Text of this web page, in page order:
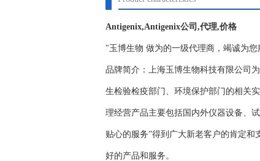
Antigenix,Antigenix公司,代理,价格
"玉博生物 做为的一级代理商，竭诚为您
品牌简介：上海玉博生物科技有限公司
生检验检疫部门、环境保护部门的相关
理经营产品主要包括国内外仪器设备、
贴心的服务”得到广大新老客户的肯定
好的产品和服务。